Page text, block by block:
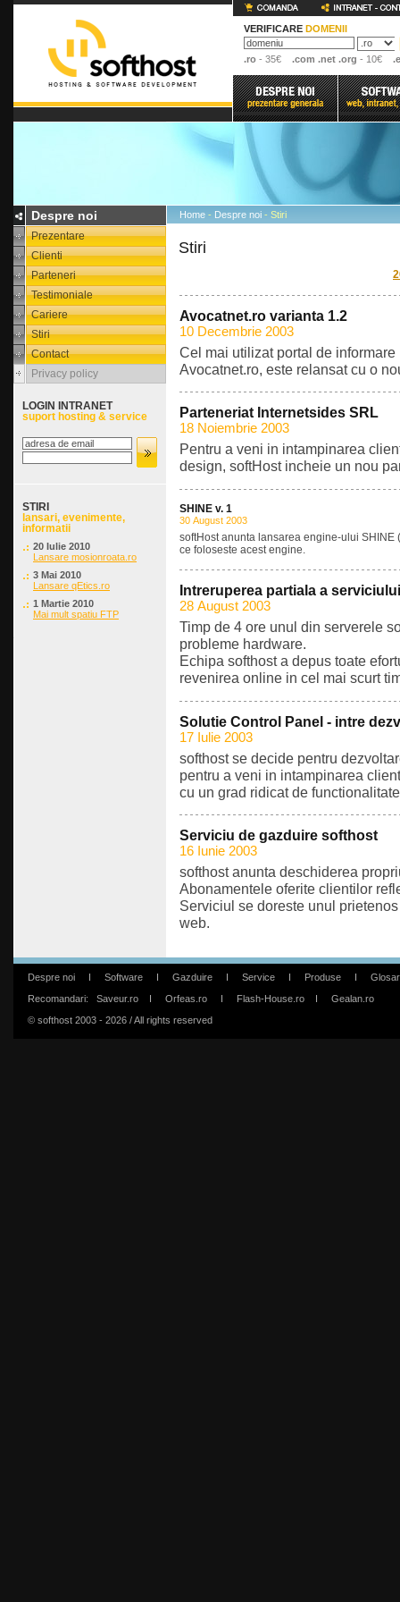
VERIFICARE DOMENII
.ro - 35€ .com .net .org - 10€
Despre noi
Prezentare
Clienti
Parteneri
Testimoniale
Cariere
Stiri
Contact
Privacy policy
LOGIN INTRANET
suport hosting & service
STIRI
lansari, evenimente,
informatii
20 Iulie 2010
Lansare mosionroata.ro
3 Mai 2010
Lansare qEtics.ro
1 Martie 2010
Mai mult spatiu FTP
Home - Despre noi - Stiri
Stiri
Avocatnet.ro varianta 1.2
10 Decembrie 2003
Cel mai utilizat portal de
Avocatnet.ro, este relansat cu o
Parteneriat Internetsides SRL
18 Noiembrie 2003
Pentru a veni in intampinarea
design, softHost incheie un nou
SHINE v. 1
30 August 2003
softHost anunta lansarea engine-ului
ce foloseste acest engine.
Intreruperea partiala a
28 August 2003
Timp de 4 ore unul din serverele
probleme hardware.
Echipa softhost a depus toate
revenirea online in cel mai scurt
Solutie Control Panel - intre
17 Iulie 2003
softhost se decide pentru
pentru a veni in intampinarea
cu un grad ridicat de
Serviciu de gazduire softhost
16 Iunie 2003
softhost anunta deschiderea
Abonamentele oferite clientilor
Serviciul se doreste unul
web.
Despre noi I Software I Gazduire I Service I Produse I
Glosar
Recomandari: Saveur.ro I Orfeas.ro I Flash-House.ro I
Gealan.ro
© softhost 2003 - 2026 / All rights reserved